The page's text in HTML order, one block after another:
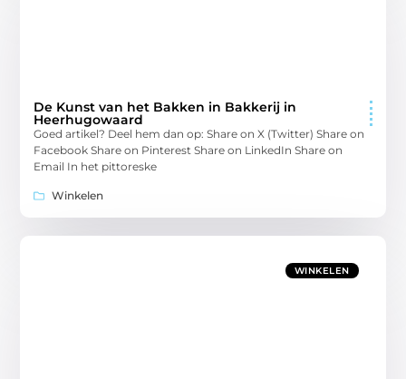
De Kunst van het Bakken in Bakkerij in
Heerhugowaard
Goed artikel? Deel hem dan op: Share on X (Twitter) Share on
Facebook Share on Pinterest Share on LinkedIn Share on
Email In het pittoreske
Winkelen
WINKELEN